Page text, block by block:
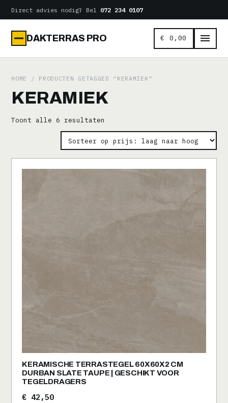
Naar
de
inhoud
Direct advies nodig? Bel 072 234 0107
DAKTERRAS PRO € 0,00
HOME / PRODUCTEN GETAGGED “KERAMIEK”
KERAMIEK
Toont alle 6 resultaten
op
prijs:
laag
naar
hoog
KERAMISCHE TERRASTEGEL 60X60X2 CM
DURBAN SLATE TAUPE | GESCHIKT VOOR
TEGELDRAGERS
€ 42,50